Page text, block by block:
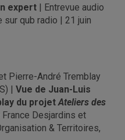
expert | Entrevue audio
sur qub radio | 21 juin
Pierre-André Tremblay
| Vue de Juan-Luis
du projetAteliers des
Desjardins et
& Territoires,